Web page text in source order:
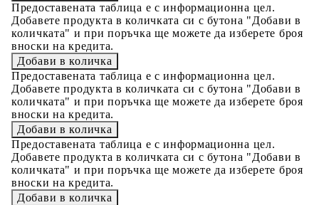
Предоставената таблица е с информационна цел.
Добавете продукта в количката си с бутона "Добави в
количката" и при поръчка ще можете да изберете броя
вноски на кредита.
Предоставената таблица е с информационна цел.
Добавете продукта в количката си с бутона "Добави в
количката" и при поръчка ще можете да изберете броя
вноски на кредита.
Предоставената таблица е с информационна цел.
Добавете продукта в количката си с бутона "Добави в
количката" и при поръчка ще можете да изберете броя
вноски на кредита.